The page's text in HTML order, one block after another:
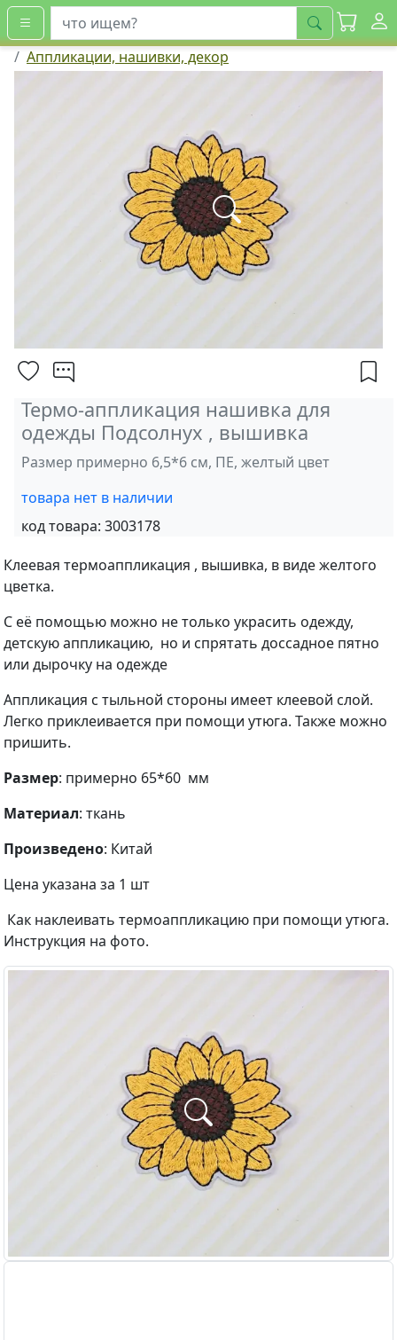
искать
Аппликации, нашивки, декор
Термо-аппликация нашивка для
одежды Подсолнух , вышивка
Размер примерно 6,5*6 см, ПЕ, желтый цвет
товара нет в наличии
код товара: 3003178
Клеевая термоаппликация , вышивка, в виде желтого
цветка.
С её помощью можно не только украсить одежду,
детскую аппликацию, но и спрятать доссадное пятно
или дырочку на одежде
Аппликация с тыльной стороны имеет клеевой слой.
Легко приклеивается при помощи утюга. Также можно
пришить.
Размер: примерно 65*60 мм
Материал: ткань
Произведено: Китай
Цена указана за 1 шт
Как наклеивать термоаппликацию при помощи утюга.
Инструкция на фото.